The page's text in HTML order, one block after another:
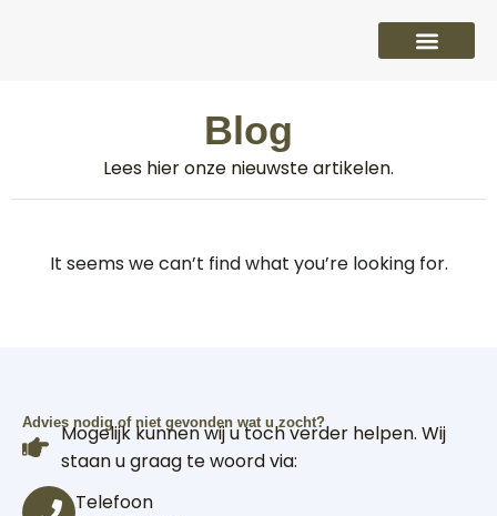
Blog
Lees hier onze nieuwste artikelen.
It seems we can’t find what you’re looking for.
Advies nodig of niet gevonden wat u zocht?
Mogelijk kunnen wij u toch verder helpen. Wij
staan u graag te woord via:
Telefoon